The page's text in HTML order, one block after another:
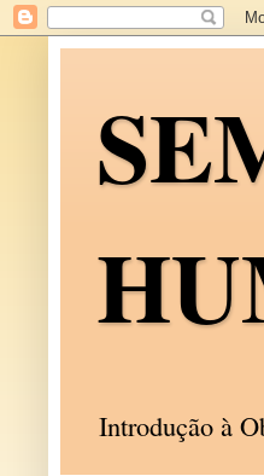
Introdução à